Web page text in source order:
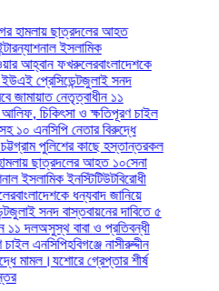
ছাত্রদলের আহত
ইসলামিক
আহ্বান ফখরুলেরবাংলাদেশকে
জুলাই সনদ
নেতৃত্বাধীন ১১
চিকিৎসা ও ক্ষতিপূরণ চাইল
এনসিপি নেতার বিরুদ্ধে
পুলিশের কাছে হস্তান্তরকল
ছাত্রদলের আহত ১০সেনা
ইনস্টিটিউটবিরোধী
ধন্যবাদ জানিয়ে
সনদ বাস্তবায়নের দাবিতে ৫
অসুস্থ বাবা ও প্রতিবন্ধী
এনসিপিহবিগঞ্জে নাসীরুদ্দীন
যশোরে গ্রেপ্তার শীর্ষ